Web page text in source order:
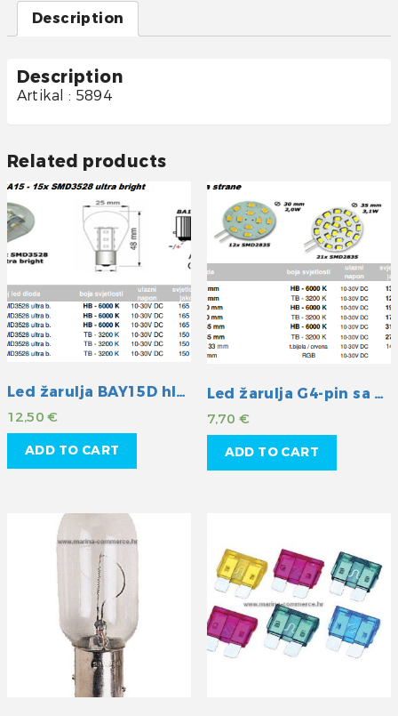
Description
Description
Artikal : 5894
Related products
Led žarulja BAY15D hladna
12,50€
ADD TO CART
Led žarulja G4-pin sa strane topla
7,70 €
ADD TO CART